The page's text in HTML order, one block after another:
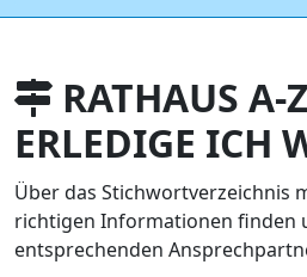
RATHAUS A-
ERLEDIGE ICH
Über das Stichwortverzeichnis
richtigen Informationen finden
entsprechenden